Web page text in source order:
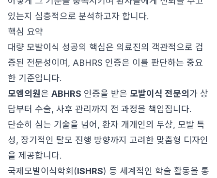
있는지 심층적으로 분석하고자 합니다.
핵심 요약
대량 모발이식 성공의 핵심은 의료진의 객관적으로 검
증된 전문성이며, ABHRS 인증은 이를 판단하는 중요
한 기준입니다.
모엠의원은 ABHRS 인증을 받은 모발이식 전문의 가 상
담부터 수술, 사후 관리까지 전 과정을 책임집니다.
단순히 심는 기술을 넘어, 환자 개개인의 두상, 모발 특
성, 장기적인 탈모 진행 방향까지 고려한 맞춤형 디자인
을 제공합니다.
국제모발이식학회(ISHRS) 등 세계적인 학술 활동을 통